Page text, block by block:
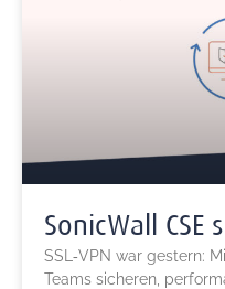
SonicWall CSE
SSL‑VPN war gestern:
Teams sicheren,